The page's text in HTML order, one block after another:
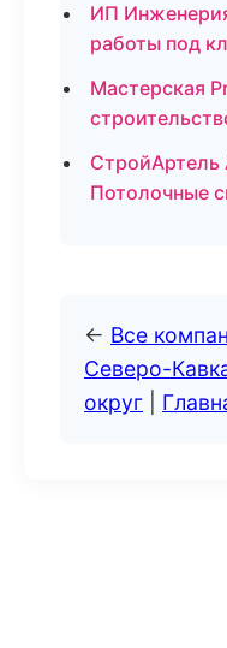
ИП
работы под
Мастерская
Потолочные
← Все
Северо-
округ